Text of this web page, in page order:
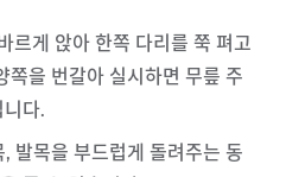
르게 앉아 한쪽 다리를 쭉 펴고
쪽을 번갈아 실시하면 무릎 주
다.
, 발목을 부드럽게 돌려주는 동